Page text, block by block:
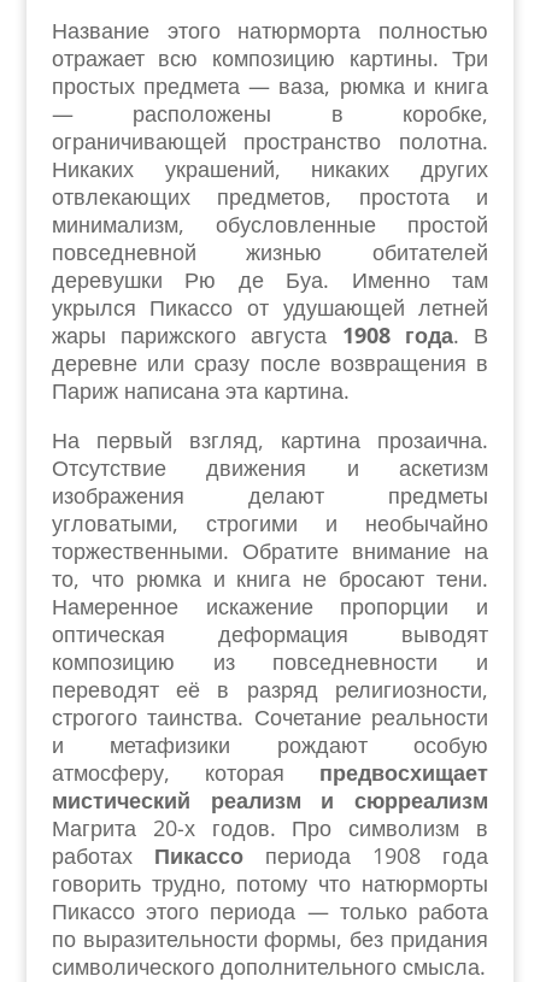
Название этого натюрморта полностью
отражает всю композицию картины. Три
простых предмета — ваза, рюмка и книга
— расположены в коробке,
ограничивающей пространство полотна.
Никаких украшений, никаких других
отвлекающих предметов, простота и
минимализм, обусловленные простой
повседневной жизнью обитателей
деревушки Рю де Буа. Именно там
укрылся Пикассо от удушающей летней
жары парижского августа 1908 года. В
деревне или сразу после возвращения в
Париж написана эта картина.
На первый взгляд, картина прозаична.
Отсутствие движения и аскетизм
изображения делают предметы
угловатыми, строгими и необычайно
торжественными. Обратите внимание на
то, что рюмка и книга не бросают тени.
Намеренное искажение пропорции и
оптическая деформация выводят
композицию из повседневности и
переводят её в разряд религиозности,
строгого таинства. Сочетание реальности
и метафизики рождают особую
атмосферу, которая предвосхищает
мистический реализм и сюрреализм
Магрита 20-х годов. Про символизм в
работахПикассопериода 1908 года
говорить трудно, потому что натюрморты
Пикассо этого периода — только работа
по выразительности формы, без придания
символического дополнительного смысла.